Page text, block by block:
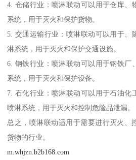
4. 仓储行业：喷淋联动可以用于仓库、
系统，用于灭火和保护货物。
5. 交通运输行业：喷淋联动可以用于、
淋系统，用于灭火和保护交通设施。
6. 钢铁行业：喷淋联动可以用于钢铁厂
系统，用于灭火和保护设备。
7. 石化行业：喷淋联动可以用于石油化
喷淋系统，用于灭火和控制危险品泄漏。
总之，喷淋联动适用于需要进行灭火、
货物的行业。
m.whjzn.b2b168.com